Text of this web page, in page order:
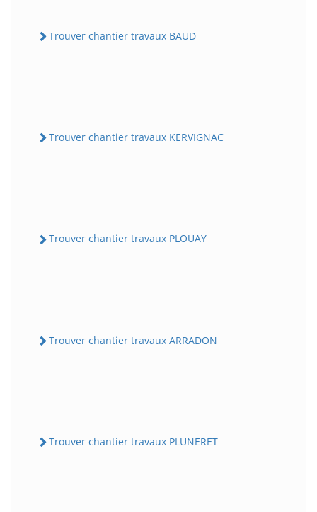
Trouver chantier travaux BAUD
Trouver chantier travaux KERVIGNAC
Trouver chantier travaux PLOUAY
Trouver chantier travaux ARRADON
Trouver chantier travaux PLUNERET